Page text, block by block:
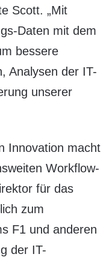
Scott. „Mit
Daten mit dem
bessere
Analysen der IT-
unserer
Innovation macht
Workflow-
für das
zum
F1 und anderen
der IT-